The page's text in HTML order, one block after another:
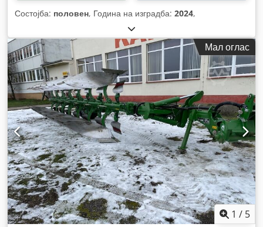
Состојба: половен, Година на изградба: 2024,
Мал оглас
1 / 5